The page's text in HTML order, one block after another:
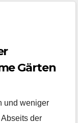
Gärten
und weniger
der